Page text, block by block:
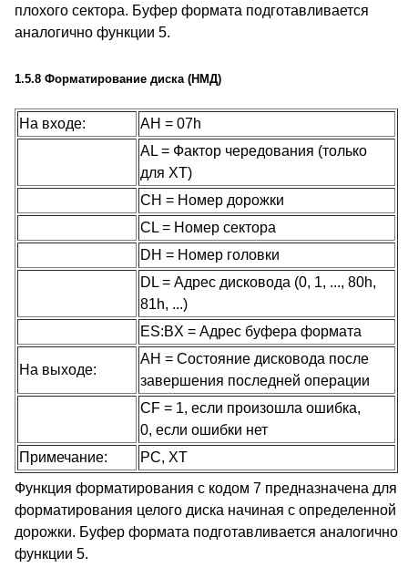
плохого сектора. Буфер формата подготавливается
аналогично функции 5.
1.5.8 Форматирование диска (НМД)
На входе:
AH = 07h
AL = Фактор чередования (только
для XT)
CH = Номер дорожки
CL = Номер сектора
DH = Номер головки
DL = Адрес дисковода (0, 1, ..., 80h,
81h, ...)
ES:BX = Адрес буфера формата
На выходе:
AH = Состояние дисковода после
завершения последней операции
CF = 1, если произошла ошибка,
0, если ошибки нет
Примечание:
PC, XT
Функция форматирования с кодом 7 предназначена для
форматирования целого диска начиная с определенной
дорожки. Буфер формата подготавливается аналогично
функции 5.